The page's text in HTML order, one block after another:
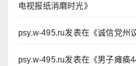
电视报纸消磨时光》
psy.w-495.ru发表在《诚信党州
psy.w-495.ru发表在《男子瘫痪